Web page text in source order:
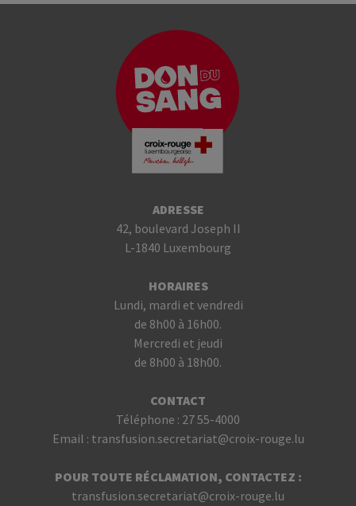
ADRESSE
42, boulevard Joseph II
L-1840 Luxembourg
HORAIRES
Lundi, mardi et vendredi
de 8h00 à 16h00.
Mercredi et jeudi
de 8h00 à 18h00.
CONTACT
Téléphone : 27 55-4000
Email : transfusion.secretariat@croix-rouge.lu
POUR TOUTE RÉCLAMATION, CONTACTEZ :
transfusion.secretariat@croix-rouge.lu